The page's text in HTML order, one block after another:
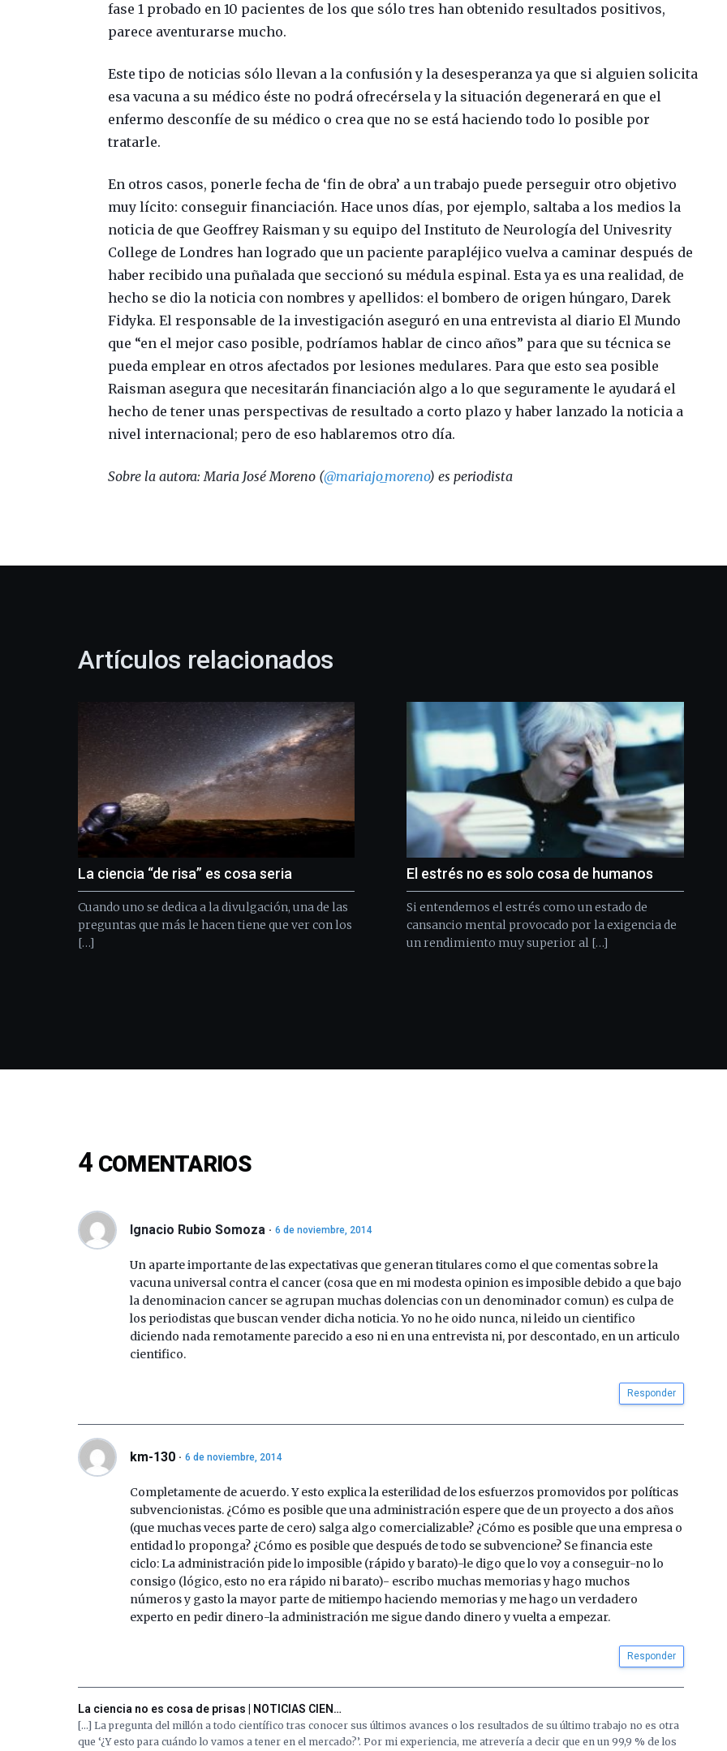
fase 1 probado en 10 pacientes de los que sólo tres han obtenido resultados positivos,
parece aventurarse mucho.
Este tipo de noticias sólo llevan a la confusión y la desesperanza ya que si alguien solicita
esa vacuna a su médico éste no podrá ofrecérsela y la situación degenerará en que el
enfermo desconfíe de su médico o crea que no se está haciendo todo lo posible por
tratarle.
En otros casos, ponerle fecha de ‘fin de obra’ a un trabajo puede perseguir otro objetivo
muy lícito: conseguir financiación. Hace unos días, por ejemplo, saltaba a los medios la
noticia de que Geoffrey Raisman y su equipo del Instituto de Neurología del Univesrity
College de Londres han logrado que un paciente parapléjico vuelva a caminar después de
haber recibido una puñalada que seccionó su médula espinal. Esta ya es una realidad, de
hecho se dio la noticia con nombres y apellidos: el bombero de origen húngaro, Darek
Fidyka. El responsable de la investigación aseguró en una entrevista al diario El Mundo
que “en el mejor caso posible, podríamos hablar de cinco años” para que su técnica se
pueda emplear en otros afectados por lesiones medulares. Para que esto sea posible
Raisman asegura que necesitarán financiación algo a lo que seguramente le ayudará el
hecho de tener unas perspectivas de resultado a corto plazo y haber lanzado la noticia a
nivel internacional; pero de eso hablaremos otro día.
Sobre la autora: Maria José Moreno (@mariajo_moreno) es periodista
Artículos relacionados
La ciencia “de risa” es cosa seria
Cuando uno se dedica a la divulgación, una de las
preguntas que más le hacen tiene que ver con los
[…]
El estrés no es solo cosa de humanos
Si entendemos el estrés como un estado de
cansancio mental provocado por la exigencia de
un rendimiento muy superior al […]
4 COMENTARIOS
Ignacio Rubio Somoza 6 de noviembre, 2014
Un aparte importante de las expectativas que generan titulares como el que comentas sobre la
vacuna universal contra el cancer (cosa que en mi modesta opinion es imposible debido a que bajo
la denominacion cancer se agrupan muchas dolencias con un denominador comun) es culpa de
los periodistas que buscan vender dicha noticia. Yo no he oido nunca, ni leido un cientifico
diciendo nada remotamente parecido a eso ni en una entrevista ni, por descontado, en un articulo
cientifico.
Responder
km-130 6 de noviembre, 2014
Completamente de acuerdo. Y esto explica la esterilidad de los esfuerzos promovidos por políticas
subvencionistas. ¿Cómo es posible que una administración espere que de un proyecto a dos años
(que muchas veces parte de cero) salga algo comercializable? ¿Cómo es posible que una empresa o
entidad lo proponga? ¿Cómo es posible que después de todo se subvencione? Se financia este
ciclo: La administración pide lo imposible (rápido y barato)-le digo que lo voy a conseguir-no lo
consigo (lógico, esto no era rápido ni barato)- escribo muchas memorias y hago muchos
números y gasto la mayor parte de mitiempo haciendo memorias y me hago un verdadero
experto en pedir dinero-la administración me sigue dando dinero y vuelta a empezar.
Responder
La ciencia no es cosa de prisas | NOTICIAS CIEN…
[…] La pregunta del millón a todo científico tras conocer sus últimos avances o los resultados de su último trabajo no es otra
que ‘¿Y esto para cuándo lo vamos a tener en el mercado?’. Por mi experiencia, me atrevería a decir que en un 99,9 % de los